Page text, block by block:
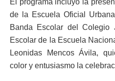
de la Escuela Oficial
Banda Escolar del
Escolar de la Escuela
Leonidas Mencos Ávila,
color y entusiasmo la